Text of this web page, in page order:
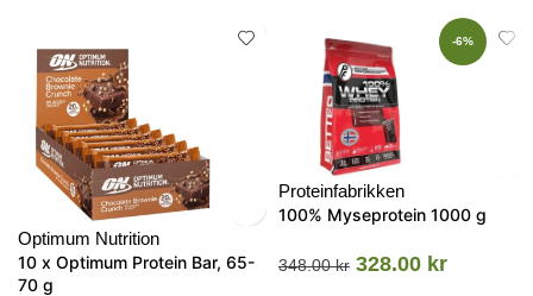
Optimum Nutrition
10 x Optimum Protein Bar, 65-
70 g
-6%
Proteinfabrikken
100% Myseprotein 1000 g
348.00kr 328.00 kr